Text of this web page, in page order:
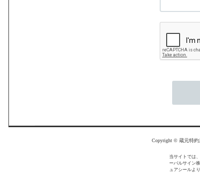
Copyright © 蔵元特約
当サイトでは
ーバルサイン
ュアシールよ